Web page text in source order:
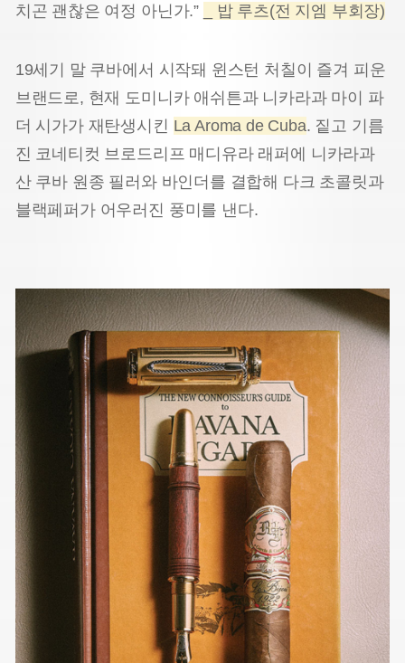
치곤 괜찮은 여정 아닌가.”
_ 밥 루츠(전 지엠 부회장)
19세기 말 쿠바에서 시작돼 윈스턴 처칠이 즐겨 피운
브랜드로, 현재 도미니카 애쉬튼과 니카라과 마이 파
더 시가가 재탄생시킨 La Aroma de Cuba. 짙고 기름
진 코네티컷 브로드리프 매디유라 래퍼에 니카라과
산 쿠바 원종 필러와 바인더를 결합해 다크 초콜릿과
블랙페퍼가 어우러진 풍미를 낸다.